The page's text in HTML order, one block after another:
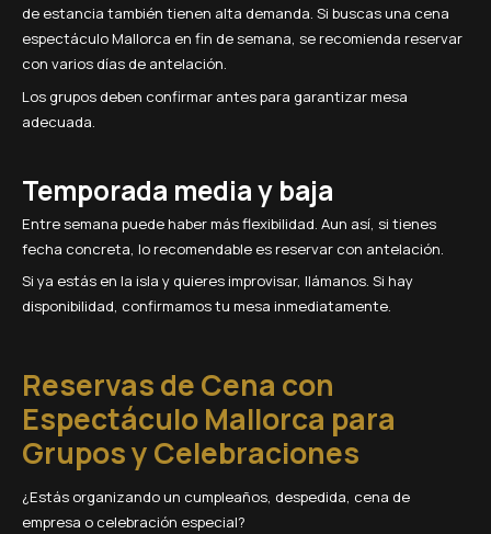
de estancia también tienen alta demanda. Si buscas una cena
espectáculo Mallorca en fin de semana, se recomienda reservar
con varios días de antelación.
Los grupos deben confirmar antes para garantizar mesa
adecuada.
Temporada media y baja
Entre semana puede haber más flexibilidad. Aun así, si tienes
fecha concreta, lo recomendable es reservar con antelación.
Si ya estás en la isla y quieres improvisar, llámanos. Si hay
disponibilidad, confirmamos tu mesa inmediatamente.
Reservas de Cena con
Espectáculo Mallorca para
Grupos y Celebraciones
¿Estás organizando un cumpleaños, despedida, cena de
empresa o celebración especial?